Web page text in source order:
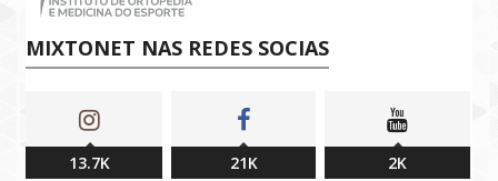
MIXTONET NAS REDES SOCIAS
13.7K 21K 2K